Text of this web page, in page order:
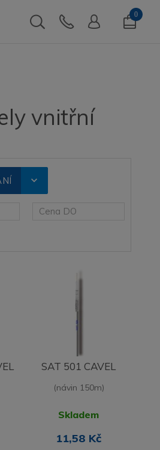
0
vnitřní
expand_more
SAT 501 CAVEL
(návin 150m)
Skladem
11,58 Kč